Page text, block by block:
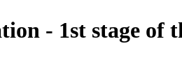
- 1st stage of